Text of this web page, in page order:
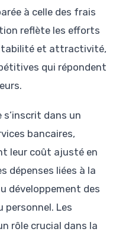
à celle des frais
reflète les efforts
et attractivité,
qui répondent
dans un
bancaires,
leur coût ajusté en
dépenses liées à la
développement des
personnel. Les
rôle crucial dans la